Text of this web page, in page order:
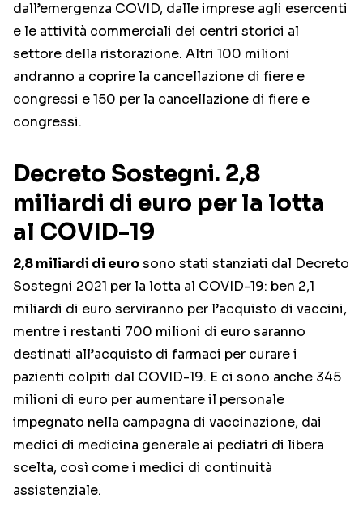
dall’emergenza COVID, dalle imprese agli esercenti
e le attività commerciali dei centri storici al
settore della ristorazione. Altri 100 milioni
andranno a coprire la cancellazione di fiere e
congressi e 150 per la cancellazione di fiere e
congressi.
Decreto Sostegni. 2,8
miliardi di euro per la lotta
al COVID-19
2,8 miliardi di eurosono stati stanziati dal Decreto
Sostegni 2021 per la lotta al COVID-19: ben 2,1
miliardi di euro serviranno per l’acquisto di vaccini,
mentre i restanti 700 milioni di euro saranno
destinati all’acquisto di farmaci per curare i
pazienti colpiti dal COVID-19. E ci sono anche 345
milioni di euro per aumentare il personale
impegnato nella campagna di vaccinazione, dai
medici di medicina generale ai pediatri di libera
scelta, così come i medici di continuità
assistenziale.